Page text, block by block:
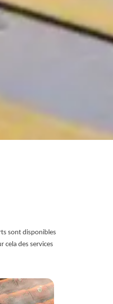
sont disponibles
cela des services